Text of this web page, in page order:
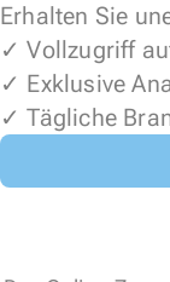
Erhalten Sie
✓ Vollzugriff
✓ Exklusive
✓ Tägliche